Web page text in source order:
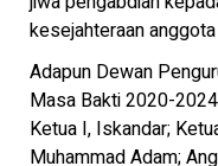
kesejahteraan
Adapun Dewan
Masa Bakti 2020-
Ketua I, Iskandar;
Muhammad Adam;